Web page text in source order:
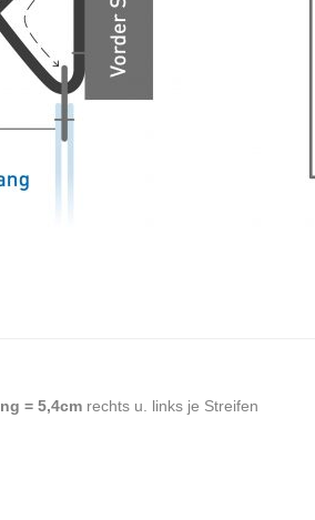
= 5,4cm rechts u. links je Streifen